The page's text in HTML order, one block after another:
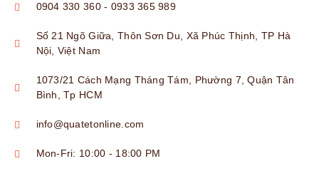
0904 330 360 - 0933 365 989
Số 21 Ngõ Giữa, Thôn Sơn Du, Xã Phúc Thịnh, TP Hà
Nội, Việt Nam
1073/21 Cách Mạng Tháng Tám, Phường 7, Quận Tân
Bình, Tp HCM
info@quatetonline.com
Mon-Fri: 10:00 - 18:00 PM